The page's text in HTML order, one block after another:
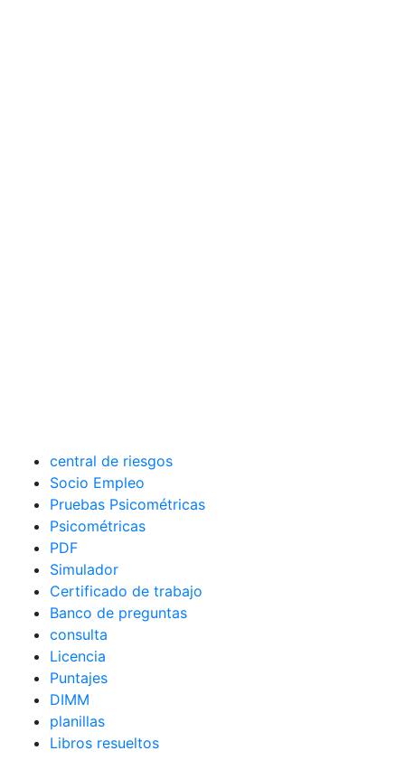
central de riesgos
Socio Empleo
Pruebas Psicométricas
Psicométricas
PDF
Simulador
Certificado de trabajo
Banco de preguntas
consulta
Licencia
Puntajes
DIMM
planillas
Libros resueltos